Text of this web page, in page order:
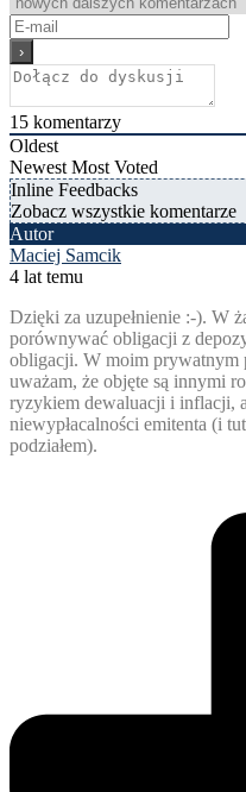
15 komentarzy
Oldest
Newest Most Voted
Inline Feedbacks
Zobacz wszystkie komentarze
Autor
Maciej Samcik
4 lat temu
Dzięki za uzupełnienie :-). W
porównywać obligacji z
obligacji. W moim prywatnym
uważam, że objęte są innymi
ryzykiem dewaluacji i inflacji,
niewypłacalności emitenta (i
podziałem).